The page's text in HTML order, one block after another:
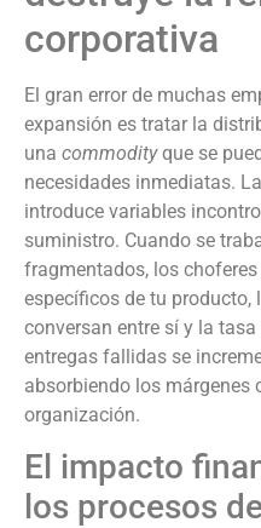
corporativa
El gran error de muchas
expansión es tratar la
una commodityque se
necesidades inmediatas.
introduce variables
suministro. Cuando se
fragmentados, los
específicos de tu
conversan entre sí y la
entregas fallidas se
absorbiendo los márgenes
organización.
El impacto
los procesos